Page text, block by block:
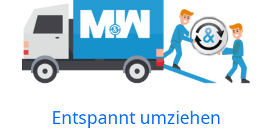
Entspannt umziehen